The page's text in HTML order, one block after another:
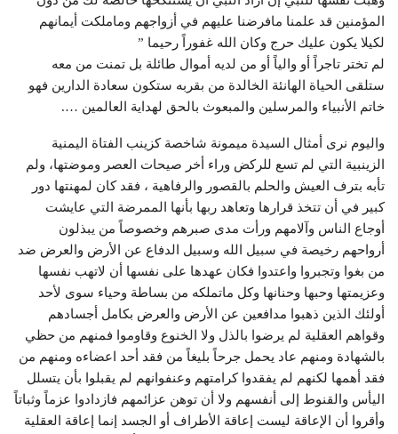
المؤمنين قد علمنا مافرضنا عليهم في أزواجهم وماملكت أيمانهم
لكيلا يكون عليك حرج وكان الله غفوراً رحيما ”
لم تختر تاجراً أو والياً أو من لديه أموال طائلة بل تمنت من معه
ستلقى الحياة الهانئة الخالدة من بقربه ستكون سعادة الدارين فهو
خاتم الأنبياء والمرسلين والمبعوث بالحق لهداية العالمين ….
واليوم نرى أمثال السيدة ميمونة شاخصة كزينب الفتاة اليمنية
الزينبية التي لم تسع للركض وراء أخر صيحات العصر وموضتها، ولم
تأبه بترف العيش والحلم بالقصور والرفاهية ، فقد كان لمهنتها دور
كبير في أن تتخذ قرارها وتعاهد ربها بأنها الممرضة التي عايشت
أوجاع الناس وآلامهم ورأت مدى صبرهم وخصوصاً من يبذلون
أرواحهم رخيصة في سبيل الله وسبيل الدفاع عن الأرض والعرض ضد
من بغوا وتجبروا واعتدوا فكان عهدها على نفسها أن لاتهب نفسها
وعزيمتها وحبها وحنانها وكل ماتملكه من بساطة وحياء سوى لأحد
أولئك الذين ذهبوا مدافعين عن الأرض والعرض بكامل أجسادهم
وقواهم العقلية لم يرضوا بالذل ولا الخنوع وقاوموا فمنهم من حظي
بالشهادة ومنهم عاد يحمل جرحاً بليغاً من فقد أحد اعضاءه ومنهم من
فقد أهمها لكنهم لم يفقدوا كرامتهم وعنفوانهم لم يقبلوا بأن يتسلل
اليأس والقنوط إلى أنفسهم ولا أن توهن عزائمهم فازدادوا عزماً وثباتاً
وأقروا أن الإعاقة ليست إعاقة الأطراف أو الجسد إنما إعاقة العقلية